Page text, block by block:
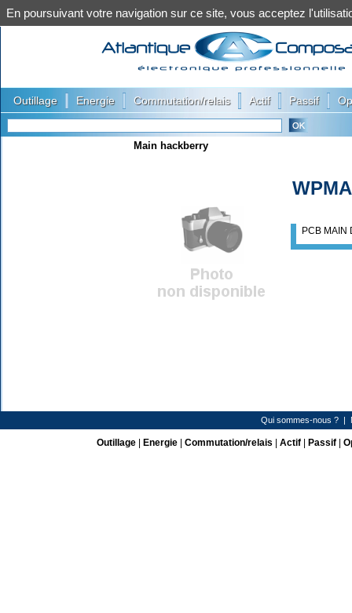
Outillage Energie Commutation/relais Actif Passif
Main hackberry
PCB MAIN
Qui sommes-nous ? |
Outillage| Energie| Commutation/relais Actif| Passif|
En poursuivant votre navigation sur ce site, vous acceptez